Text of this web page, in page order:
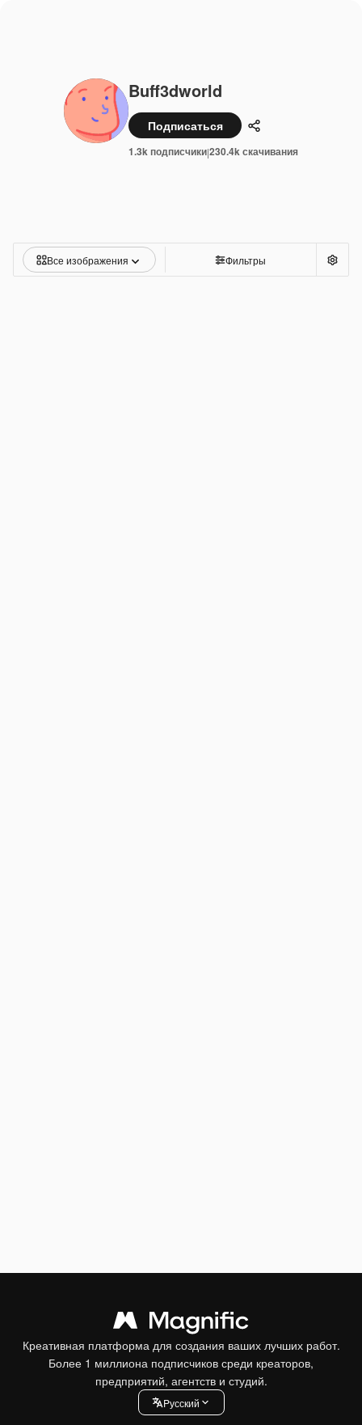
Buff3dworld
Подписаться Поделиться
1.3k подписчики|230.4k скачивания
Все изображения Фильтры
Креативная платформа для создания ваших лучших работ.
Более 1 миллиона подписчиков среди креаторов,
предприятий, агентств и студий.
Pусский